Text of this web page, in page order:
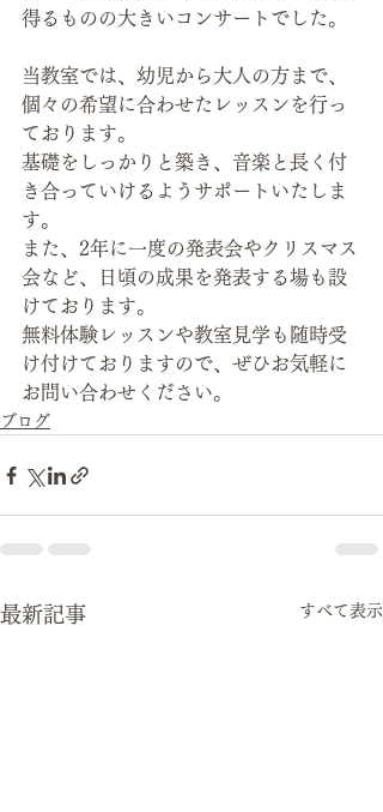
得るものの大きいコンサートでした。
当教室では、幼児から大人の方まで、
個々の希望に合わせたレッスンを行っ
ております。
基礎をしっかりと築き、音楽と長く付
き合っていけるようサポートいたしま
す。
また、2年に一度の発表会やクリスマス
会など、日頃の成果を発表する場も設
けております。
無料体験レッスンや教室見学も随時受
け付けておりますので、ぜひお気軽に
お問い合わせください。
ブログ
最新記事 すべて表示